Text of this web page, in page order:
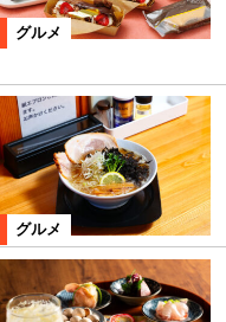
グルメ
グルメ